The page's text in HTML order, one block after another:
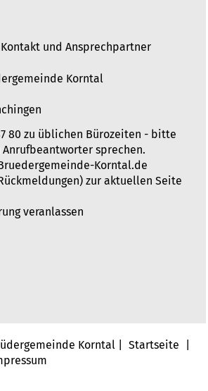
und Ansprechpartner
Korntal
80 zu üblichen Bürozeiten - bitte
Anrufbeantworter sprechen.
Korntal.de
zur aktuellen Seite
veranlassen
Korntal | Startseite